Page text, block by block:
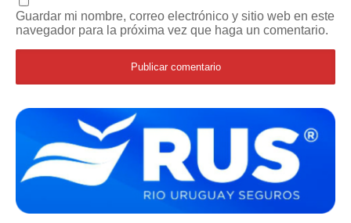
Guardar mi nombre, correo electrónico y sitio web en este
navegador para la próxima vez que haga un comentario.